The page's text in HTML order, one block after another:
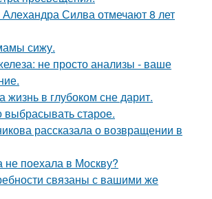
Силва отмечают 8 лет
сижу.
не просто анализы - ваше
жизнь в глубоком сне дарит.
старое.
рассказала о возвращении в
не поехала в Москву?
связаны с вашими же